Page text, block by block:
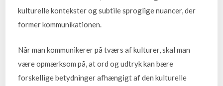
kulturelle kontekster og subtile sproglige nuancer, der
former kommunikationen.
Når man kommunikerer på tværs af kulturer, skal man
være opmærksom på, at ord og udtryk kan bære
forskellige betydninger afhængigt af den kulturelle